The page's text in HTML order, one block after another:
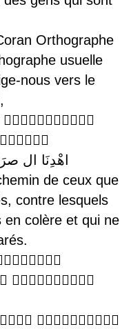
Orthographe
usuelle
nous vers le
اهْدِنَا ال
de ceux que
contre lesquels
en colère et qui ne

